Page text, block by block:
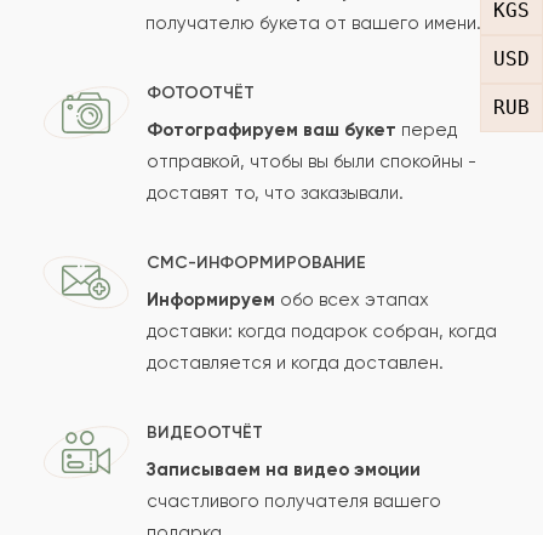
KGS
USD
RUB
любимого человека. Рекомендую.
2021-05-25
пользовались. Букеты лучше в городе не
Замечательно работает ваша фирма. Уже
несколько раз пользовалась вашими услугами
получателю букета от вашего имени.
ФОТООТЧЁТ
Фотографируем ваш букет перед
отправкой, чтобы вы были спокойны -
доставят то, что заказывали.
СМС-ИНФОРМИРОВАНИЕ
Информируем обо всех этапах
доставки: когда подарок собран, когда
доставляется и когда доставлен.
ВИДЕООТЧЁТ
Записываем на видео эмоции
счастливого получателя вашего